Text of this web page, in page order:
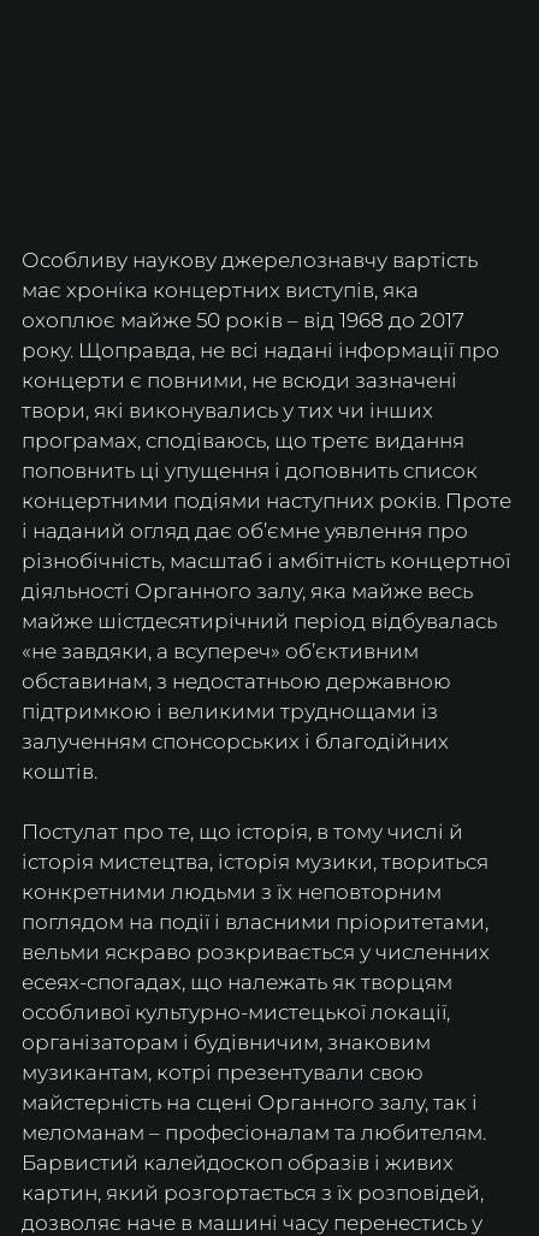
Особливу наукову джерелознавчу вартість
має хроніка концертних виступів, яка
охоплює майже 50 років – від 1968 до 2017
року. Щоправда, не всі надані інформації про
концерти є повними, не всюди зазначені
твори, які виконувались у тих чи інших
програмах, сподіваюсь, що третє видання
поповнить ці упущення і доповнить список
концертними подіями наступних років. Проте
і наданий огляд дає об’ємне уявлення про
різнобічність, масштаб і амбітність концертної
діяльності Органного залу, яка майже весь
майже шістдесятирічний період відбувалась
«не завдяки, а всупереч» об’єктивним
обставинам, з недостатньою державною
підтримкою і великими труднощами із
залученням спонсорських і благодійних
коштів.
Постулат про те, що історія, в тому числі й
історія мистецтва, історія музики, твориться
конкретними людьми з їх неповторним
поглядом на події і власними пріоритетами,
вельми яскраво розкривається у численних
есеях-спогадах, що належать як творцям
особливої культурно-мистецької локації,
організаторам і будівничим, знаковим
музикантам, котрі презентували свою
майстерність на сцені Органного залу, так і
меломанам – професіоналам та любителям.
Барвистий калейдоскоп образів і живих
картин, який розгортається з їх розповідей,
дозволяє наче в машині часу перенестись у